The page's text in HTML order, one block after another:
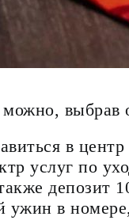
выбрав
в
услуг по
депозит
ужин в